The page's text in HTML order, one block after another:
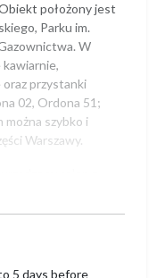
położony jest
Parku im.
W
kawiarnie,
przystanki
02, Ordona 51;
można szybko i
Warszawy.
mają do
w tym lodówkę
zestaw
5 days before